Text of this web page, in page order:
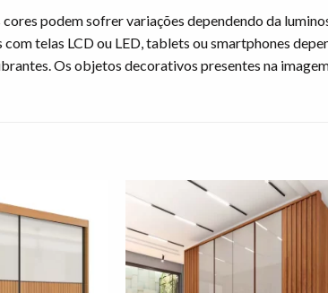
podem sofrer variações dependendo da
telas LCD ou LED, tablets ou smartphones
Os objetos decorativos presentes na
desejos"